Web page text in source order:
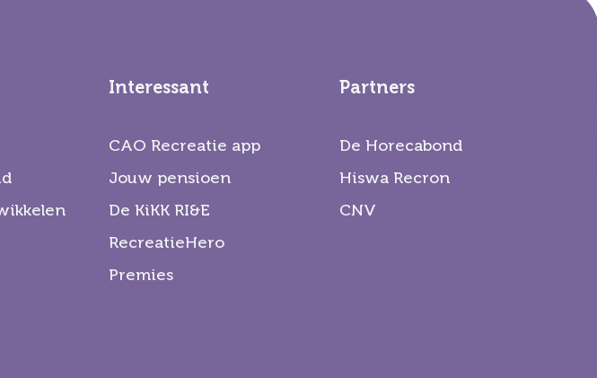
Interessant
CAO Recreatie app
Jouw pensioen
De KiKK RI&E
RecreatieHero
Premies
Partners
De Horecabond
Hiswa Recron
CNV